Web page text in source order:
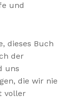
und
dieses Buch
der
uns
die wir nie
voller